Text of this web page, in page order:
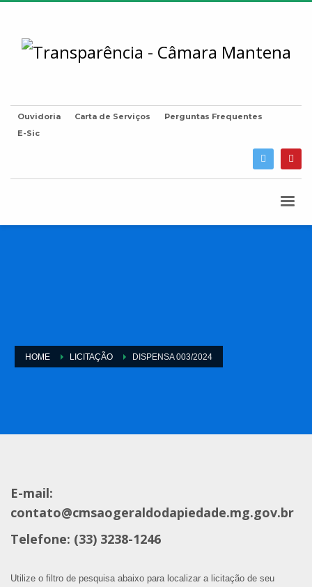
Ouvidoria Carta de Serviços
Perguntas Frequentes
E-Sic
HOME LICITAÇÃO DISPENSA 003/2024
E-mail:
contato@cmsaogeraldodapiedade.mg.gov.br
Telefone: (33) 3238-1246
Utilize o filtro de pesquisa abaixo para localizar a licitação de seu